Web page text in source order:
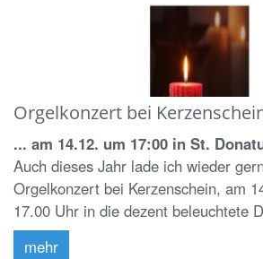
Orgelkonzert bei
... am 14.12. um 17:00 in St.
Auch dieses Jahr lade ich wieder
Orgelkonzert bei Kerzenschein, am
17.00 Uhr in die dezent beleuchtete
mehr